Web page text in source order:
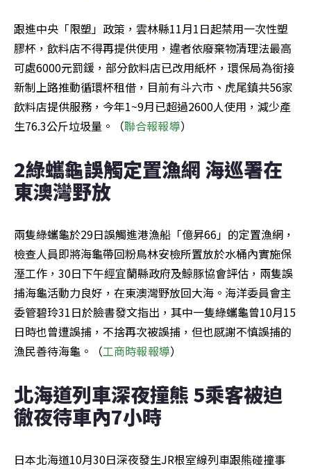
跟進中央「限塑」政策，雲林縣11月1日起禁用一次性塑
膠杯，飲料店不得再提供使用，違者依廢棄物清理法最高
可處6000元罰鍰，部分飲料店已改用紙杯，環保局為銜接
新制上路推動循環杯租借，目前有斗六市、虎尾鎮共56家
飲料店提供服務，今年1~9月已超過2600人使用，減少產
生76.3公斤垃圾量。（聯合報報導）
2綠蠵龜誤觸定置漁網 海巡署在
東澳灣野放
兩隻綠蠵龜於29日誤觸進港漁船「億昇66」的定置漁網，
檢查人員即將海龜帶回粉鳥林安檢所置放於水桶內實施保
溼工作，30日下午經宜蘭縣政府及鯨豚協會評估，兩隻誤
捕海龜活動力良好，在東澳灣野放回大海。海洋委員會主
委管碧玲31日於臉書發文指出，其中一隻綠蠵龜曾10月15
日時也曾遭誤捕，不捨再次被誤捕，但也感謝不慎誤捕的
漁民善待海龜。（工商時報報導）
北海道列車深夜撞熊 5乘客被迫
徹夜待車內7小時
日本北海道10月30日深夜發生JR根室線列車跟熊碰撞事